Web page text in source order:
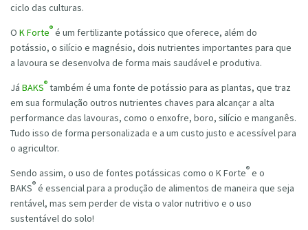
ciclo das culturas.
O K Forte® é um fertilizante potássico que oferece, além do
potássio, o silício e magnésio, dois nutrientes importantes para que
a lavoura se desenvolva de forma mais saudável e produtiva.
Já BAKS® também é uma fonte de potássio para as plantas, que traz
em sua formulação outros nutrientes chaves para alcançar a alta
performance das lavouras, como o enxofre, boro, silício e manganês.
Tudo isso de forma personalizada e a um custo justo e acessível para
o agricultor.
Sendo assim, o uso de fontes potássicas como o K Forte® e o
BAKS® é essencial para a produção de alimentos de maneira que seja
rentável, mas sem perder de vista o valor nutritivo e o uso
sustentável do solo!